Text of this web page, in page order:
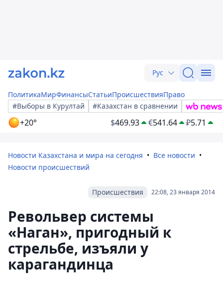
Рус
ПолитикаМирФинансыСтатьиПроисшествияПраво
#Выборы в Курултай
#Казахстан в сравнении
+20° $469.93 €541.64 ₽5.71
Новости Казахстана и мира на сегодня
Все новости
Новости происшествий
22:08, 23 января 2014
Происшествия
Револьвер системы
«Наган», пригодный к
стрельбе, изъяли у
карагандинца